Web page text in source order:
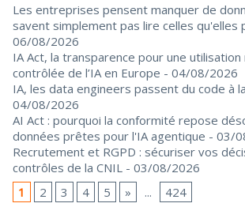
Les entreprises pensent manquer de
savent simplement pas lire celles qu'elles
06/08/2026
IA Act, la transparence pour une
contrôlée de l’IA en Europe - 04/08/2026
IA, les data engineers passent du code à
04/08/2026
AI Act : pourquoi la conformité repose
données prêtes pour l'IA agentique - 03/
Recrutement et RGPD : sécuriser vos
contrôles de la CNIL - 03/08/2026
1
2 3 4 5 » ... 424